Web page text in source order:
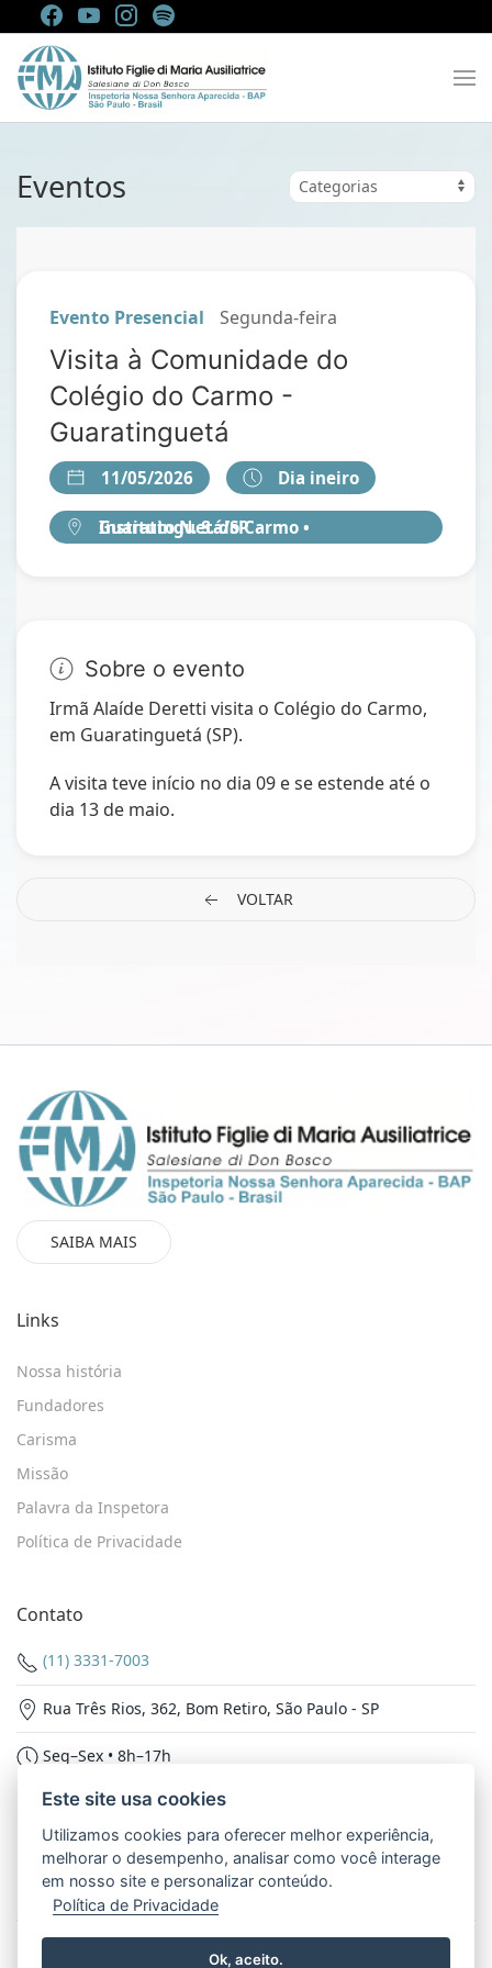
Eventos
Evento Presencial Segunda-feira
Visita à Comunidade do
Colégio do Carmo -
Guaratinguetá
11/05/2026 Dia ineiro
Instituto N. S. do Carmo • Guaratinguetá/SP
Sobre o evento
Irmã Alaíde Deretti visita o Colégio do Carmo,
em Guaratinguetá (SP).
A visita teve início no dia 09 e se estende até o
dia 13 de maio.
VOLTAR
SAIBA MAIS
Links
Nossa história
Fundadores
Carisma
Missão
Palavra da Inspetora
Política de Privacidade
Contato
(11) 3331-7003
Rua Três Rios, 362, Bom Retiro, São Paulo - SP
Seg–Sex • 8h–17h
Nossas Redes
© 2026 - Inspetoria Nossa Senhora Aparecida. Todos os
Este site usa cookies
Utilizamos cookies para oferecer melhor experiência,
melhorar o desempenho, analisar como você interage
em nosso site e personalizar conteúdo.
Política de Privacidade
Ok, aceito.